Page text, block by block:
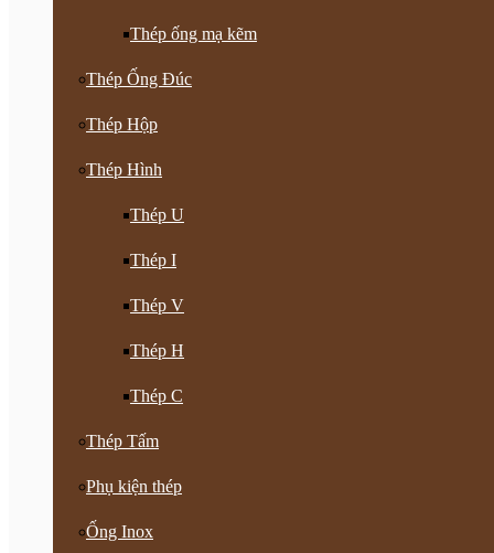
Thép ống mạ kẽm
Thép Ống Đúc
Thép Hộp
Thép Hình
Thép U
Thép I
Thép V
Thép H
Thép C
Thép Tấm
Phụ kiện thép
Ống Inox